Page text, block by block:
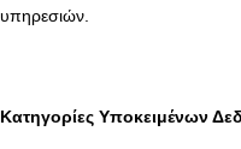
υπηρεσιών.
Κατηγορίες Υποκειμένων